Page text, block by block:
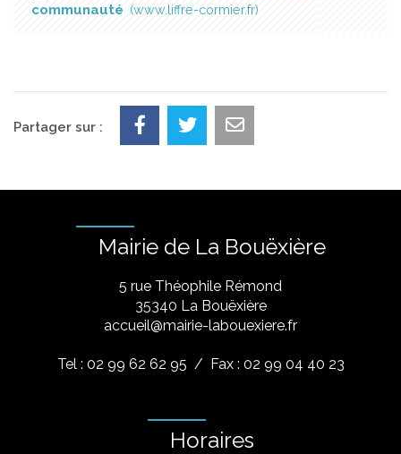
communauté
www.liffre-cormier.fr
Partager sur :
Mairie de La Bouëxière
5 rue Théophile Rémond
​35340 La Bouëxière
accueil@mairie-labouexiere.fr
Tel : 02 99 62 62 95 / Fax : 02 99 04 40 23
Horaires